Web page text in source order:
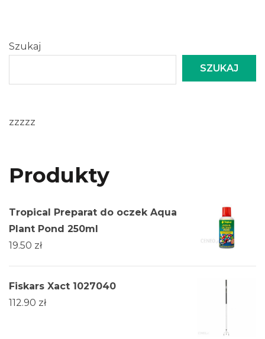
Szukaj
SZUKAJ
zzzzz
Produkty
Tropical Preparat do oczek Aqua
Plant Pond 250ml
19.50 zł
Fiskars Xact 1027040
112.90 zł